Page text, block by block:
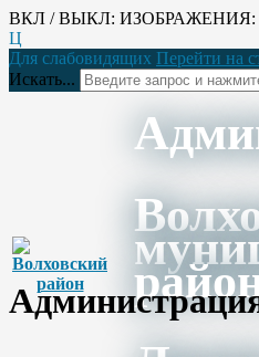
ВКЛ / ВЫКЛ: ИЗОБРАЖЕНИЯ:
Ц
Для слабовидящих Перейти на
Искать...